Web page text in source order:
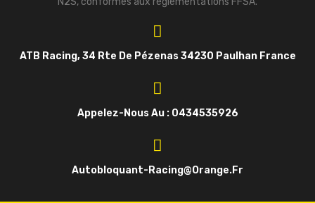
ATB Racing, 34 Rte De Pézenas 34230 Paulhan France
Appelez-Nous Au : 0434535926
Autobloquant-Racing@orange.fr